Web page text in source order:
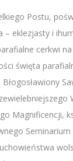
Postu,
– eklezjasty i
cerkwi
święta
Magnificencji,